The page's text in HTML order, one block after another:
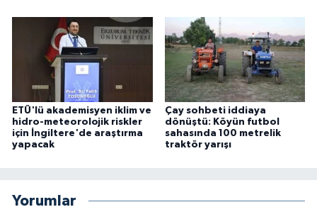
ETÜ'lü akademisyen iklim ve
hidro-meteorolojik riskler
için İngiltere'de araştırma
yapacak
Çay sohbeti iddiaya
dönüştü: Köyün futbol
sahasında 100 metrelik
traktör yarışı
Yorumlar